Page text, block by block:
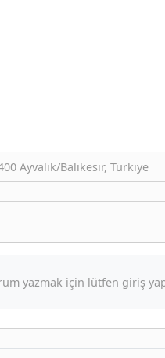
Ayvalık/Balıkesir, Türkiye
yazmak için lütfen giriş